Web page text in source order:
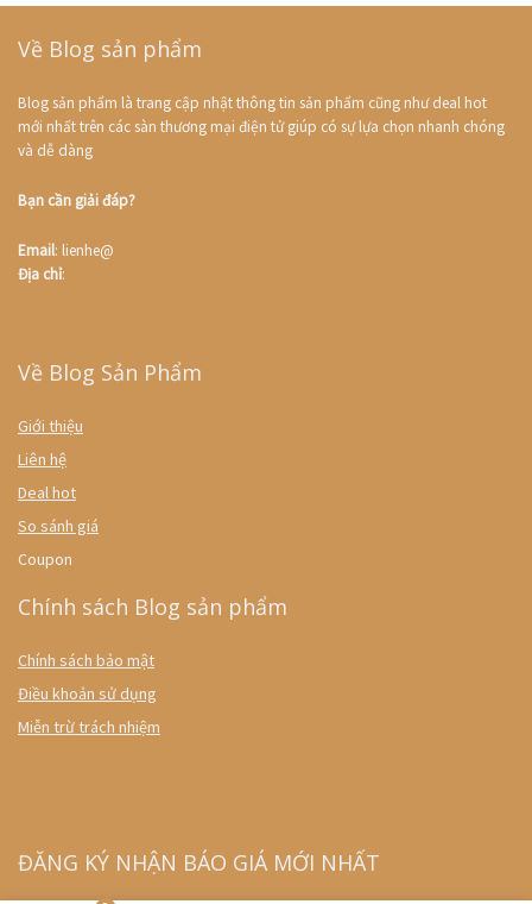
Về Blog sản phẩm
Blog sản phẩm là trang cập nhật thông tin sản phẩm cũng như deal hot
mới nhất trên các sàn thương mại điện tử giúp có sự lựa chọn nhanh chóng
và dễ dàng
Bạn cần giải đáp?
Email: lienhe@
Địa chỉ:
Về Blog Sản Phẩm
Giới thiệu
Liên hệ
Deal hot
So sánh giá
Coupon
Chính sách Blog sản phẩm
Chính sách bảo mật
Điều khoản sử dụng
Miễn trừ trách nhiệm
ĐĂNG KÝ NHẬN BÁO GIÁ MỚI NHẤT